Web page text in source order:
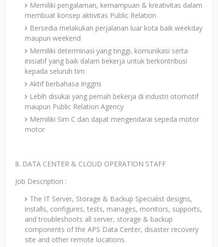
Memiliki pengalaman, kemampuan & kreativitas dalam
membuat konsep aktivitas Public Relation
Bersedia melakukan perjalanan luar kota baik weekday
maupun weekend
Memiliki determinasi yang tinggi, komunikasi serta
inisiatif yang baik dalam bekerja untuk berkontribusi
kepada seluruh tim
Aktif berbahasa Inggris
Lebih disukai yang pernah bekerja di industri otomotif
maupun Public Relation Agency
Memiliki Sim C dan dapat mengendarai sepeda motor
motor
8. DATA CENTER & CLOUD OPERATION STAFF
Job Description :
The IT Server, Storage & Backup Specialist designs,
installs, configures, tests, manages, monitors, supports,
and troubleshoots all server, storage & backup
components of the APS Data Center, disaster recovery
site and other remote locations.